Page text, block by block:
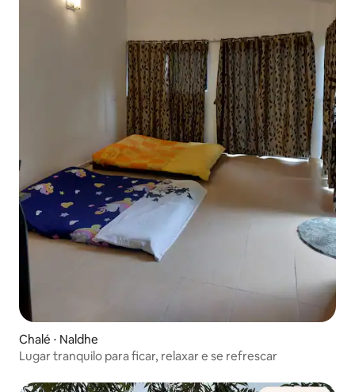
Chalé ⋅ Naldhe
Lugar tranquilo para ficar, relaxar e se refrescar